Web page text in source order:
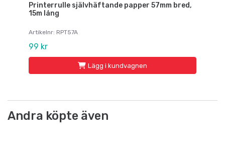
Printerrulle självhäftande papper 57mm bred,
15m lång
Artikelnr: RPT57A
99 kr
Lägg i kundvagnen
Andra köpte även